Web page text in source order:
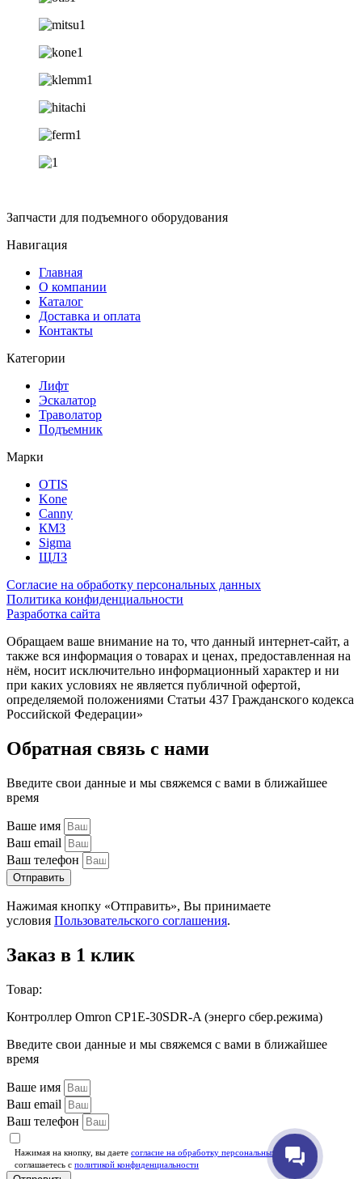
Запчасти для подъемного оборудования
Навигация
Главная
О компании
Каталог
Доставка и оплата
Контакты
Категории
Лифт
Эскалатор
Траволатор
Подъемник
Марки
OTIS
Kone
Canny
КМЗ
Sigma
ЩЛЗ
Согласие на обработку персональных данных
Политика конфиденциальности
Разработка сайта
Обращаем ваше внимание на то, что данный интернет-сайт, а
также вся информация о товарах и ценах, предоставленная на
нём, носит исключительно информационный характер и ни
при каких условиях не является публичной офертой,
определяемой положениями Статьи 437 Гражданского кодекса
Российской Федерации»
Обратная связь с нами
Введите свои данные и мы свяжемся с вами в ближайшее
время
Ваше имя
Ваш email
Ваш телефон
Отправить
Нажимая кнопку «Отправить», Вы принимаете
условия Пользовательского соглашения.
Заказ в 1 клик
Товар:
Контроллер Omron CP1E-30SDR-A (энерго сбер.режима)
Введите свои данные и мы свяжемся с вами в ближайшее
время
Ваше имя
Ваш email
Ваш телефон
Нажимая на кнопку, вы даете согласие на обработку персональных данных
соглашаетесь c политикой конфиденциальности